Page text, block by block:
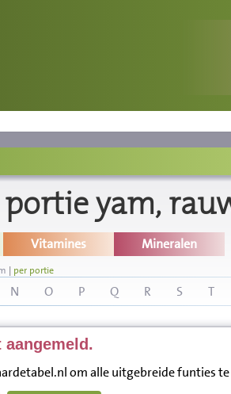
yam,
Vitamines Mineralen
| per portie
N O P Q R S T
om alle uitgebreide funties